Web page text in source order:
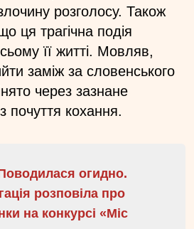
розголосу. Також
ця трагічна подія
її житті. Мовляв,
заміж за словенського
через зазнане
почуття кохання.
огидно.
розповіла про
на конкурсі «Міс